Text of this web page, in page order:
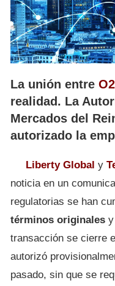
La unión entre O2
realidad. La
Mercados del
autorizado la
Liberty Global y
noticia en un
regulatorias se han
términos originales
transacción se cierre
autorizó
pasado, sin que se